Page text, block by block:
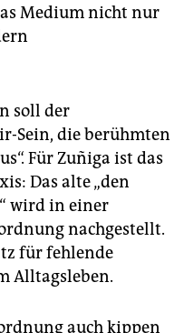
Medium nicht nur
soll der
Sein, die berühmten
Für Zuñiga ist das
Das alte „den
wird in einer
nachgestellt.
für fehlende
Alltagsleben.
auch kippen